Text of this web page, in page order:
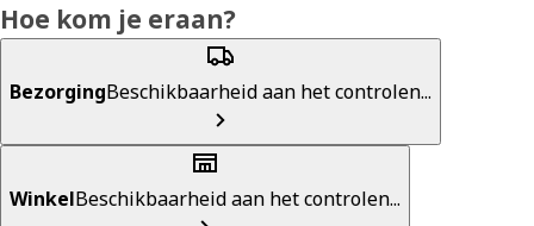
Hoe kom je eraan?
BezorgingBeschikbaarheid aan het controlen...
WinkelBeschikbaarheid aan het controlen...